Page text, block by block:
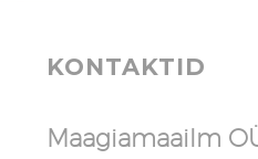
KONTAKTID
Maagiamaailm